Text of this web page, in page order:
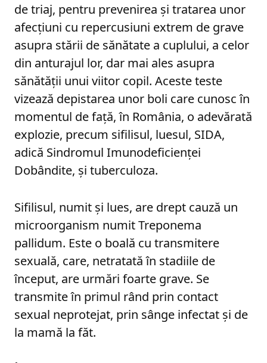
de triaj, pentru prevenirea și tratarea unor
afecțiuni cu repercusiuni extrem de grave
asupra stării de sănătate a cuplului, a celor
din anturajul lor, dar mai ales asupra
sănătății unui viitor copil. Aceste teste
vizează depistarea unor boli care cunosc în
momentul de față, în România, o adevărată
explozie, precum sifilisul, luesul, SIDA,
adică Sindromul Imunodeficienței
Dobândite, și tuberculoza.
Sifilisul, numit și lues, are drept cauză un
microorganism numit Treponema
pallidum. Este o boală cu transmitere
sexuală, care, netratată în stadiile de
început, are urmări foarte grave. Se
transmite în primul rând prin contact
sexual neprotejat, prin sânge infectat și de
la mamă la făt.